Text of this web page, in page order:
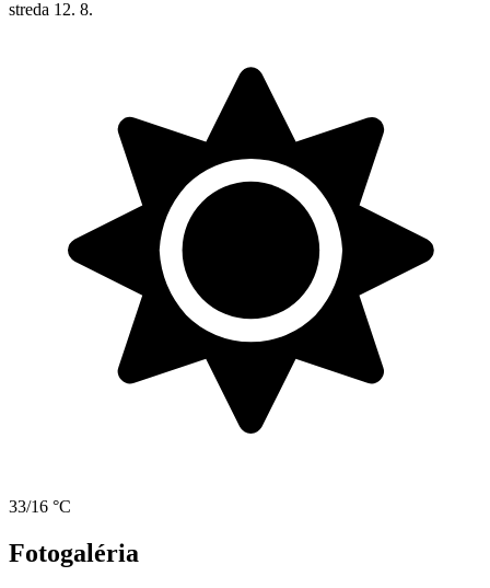
streda 12. 8.
33/16 °C
Fotogaléria